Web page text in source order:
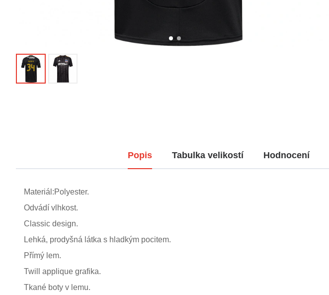
Popis Tabulka velikostí Hodnocení
Materiál:Polyester.
Odvádí vlhkost.
Classic design.
Lehká, prodyšná látka s hladkým pocitem.
Přímý lem.
Twill applique grafika.
Tkané boty v lemu.